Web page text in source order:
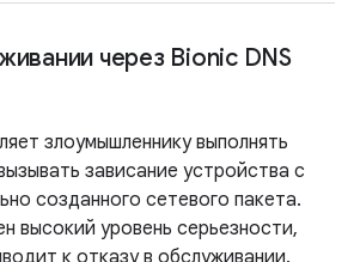
через Bionic DNS
злоумышленнику выполнять
зависание устройства с
созданного сетевого пакета.
высокий уровень серьезности,
к отказу в обслуживании.